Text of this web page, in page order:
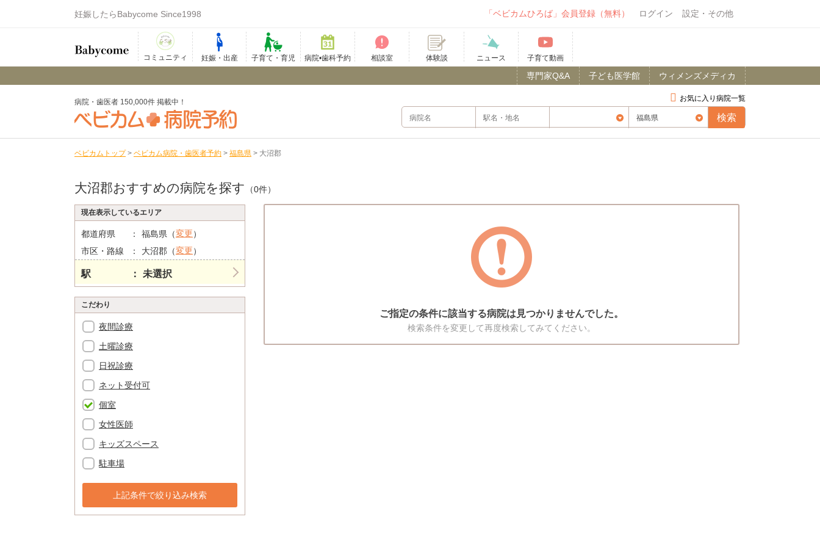
妊娠したらBabycome Since1998 「ベビカムひろば」会員登録（無料） ログイン 設定・その他
コミュニティ 妊娠・出産 子育て・育児 病院•歯科予約 相談室 体験談 ニュース 子育て動画
ウィメンズメディカ
子ども医学館
専門家Q&A
お気に入り病院一覧
病院・歯医者 150,000件 掲載中！
ベビカムトップ > ベビカム病院・歯医者予約 > 福島県 > 大沼郡
大沼郡おすすめの病院を探す （0件）
現在表示しているエリア
都道府県 福島県（変更）
市区・路線
大沼郡（変更）
駅 未選択
こだわり
夜間診療
土曜診療
日祝診療
ネット受付可
個室
女性医師
キッズスペース
駐車場
上記条件で絞り込み検索
ご指定の条件に該当する病院は見つかりませんでした。
検索条件を変更して再度検索してみてください。